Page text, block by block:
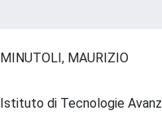
MINUTOLI, MAURIZIO
Istituto di Tecnologie